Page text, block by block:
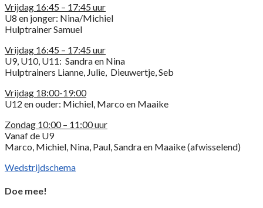
Vrijdag 16:45 – 17:45 uur
U8 en jonger: Nina/Michiel
Hulptrainer Samuel
Vrijdag 16:45 – 17:45 uur
U9, U10, U11: Sandra en Nina
Hulptrainers Lianne, Julie, Dieuwertje, Seb
Vrijdag 18:00-19:00
U12 en ouder: Michiel, Marco en Maaike
Zondag 10:00 – 11:00 uur
Vanaf de U9
Marco, Michiel, Nina, Paul, Sandra en Maaike (afwisselend)
Wedstrijdschema
Doe mee!